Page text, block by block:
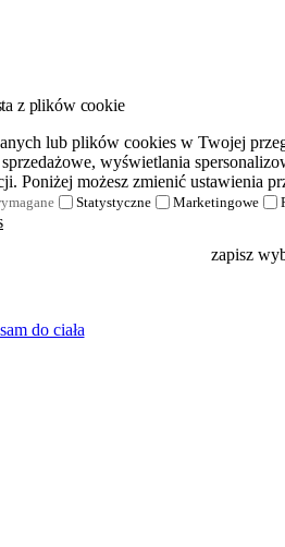
do ciała
z plików cookie
lub plików cookies w Twojej
wyświetlania
Poniżej możesz zmienić ustawienia
Statystyczne Marketingowe
zapisz